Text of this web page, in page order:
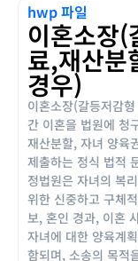
hwp 파일
이혼소장
료,재산분
경우)
이혼소장(갈등저감
간 이혼을 법원에 청
재산분할, 자녀 양육
제출하는 정식 법적
정법원은 자녀의 복
위한 신중하고 구체
보, 혼인 경과, 이혼
자녀에 대한 양육계
함되며, 소송의 목적